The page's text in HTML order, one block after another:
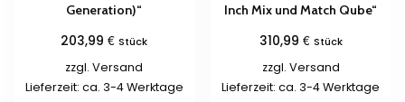
Generation)“
203,99€ Stück
zzgl.Versand
Lieferzeit: ca. 3-4 Werktage
Inch Mix und Match Qube“
310,99 € Stück
zzgl. Versand
Lieferzeit: ca. 3-4 Werktage